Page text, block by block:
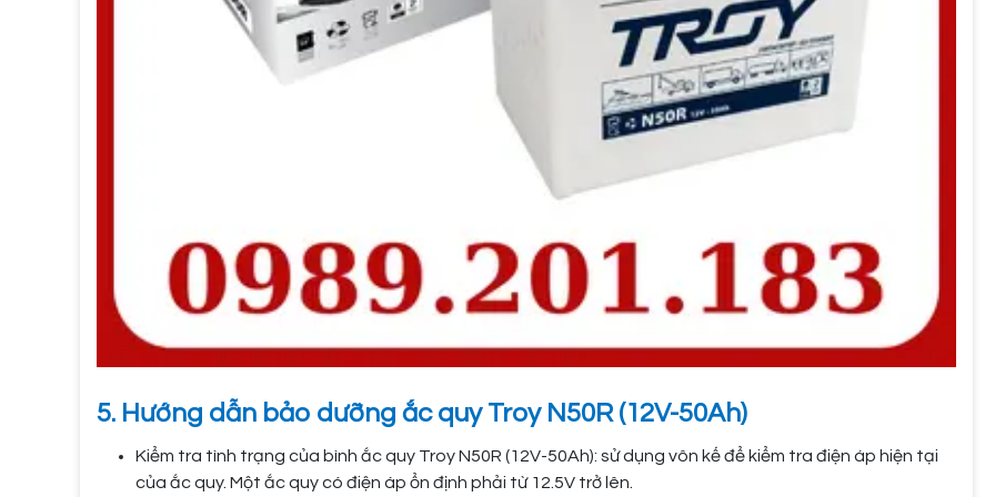
5. Hướng dẫn bảo dưỡng ắc quy Troy N50R (12V-50Ah)
Kiểm tra tình trạng của bình ắc quy Troy N50R (12V-50Ah): sử dụng vôn kế để kiểm tra điện áp hiện tại
của ắc quy. Một ắc quy có điện áp ổn định phải từ 12.5V trở lên.